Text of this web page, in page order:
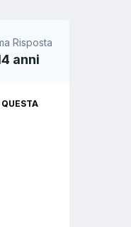
Risposta
anni